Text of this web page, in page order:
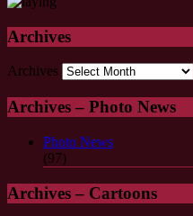
Archives
Archives
Archives – Photo News
Photo News
(97)
Archives – Cartoons